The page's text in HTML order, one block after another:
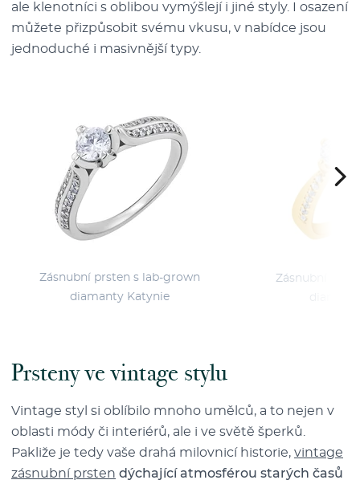
ale klenotníci s oblibou vymýšlejí i jiné styly. I osazení
můžete přizpůsobit svému vkusu, v nabídce jsou
jednoduché i masivnější typy.
Zásnubní prsten s lab-grown
diamanty Katynie
Zásnubní
Prsteny ve vintage stylu
Vintage styl si oblíbilo mnoho umělců, a to nejen v
oblasti módy či interiérů, ale i ve světě šperků.
Pakliže je tedy vaše drahá milovnicí historie, vintage
zásnubní prsten dýchající atmosférou starých časů